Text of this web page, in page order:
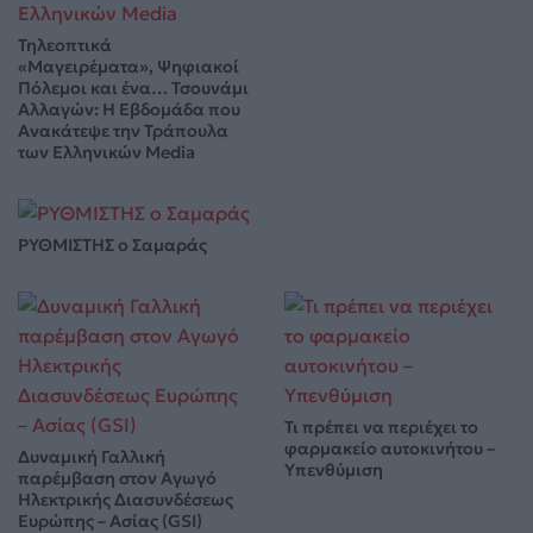
Τηλεοπτικά
«Μαγειρέματα», Ψηφιακοί
Πόλεμοι και ένα… Τσουνάμι
Αλλαγών: Η Εβδομάδα που
Ανακάτεψε την Τράπουλα
των Ελληνικών Media
ΡΥΘΜΙΣΤΗΣ ο Σαμαράς
Δυναμική Γαλλική
παρέμβαση στον Αγωγό
Ηλεκτρικής Διασυνδέσεως
Ευρώπης – Ασίας (GSI)
Τι πρέπει να περιέχει το
φαρμακείο αυτοκινήτου –
Υπενθύμιση